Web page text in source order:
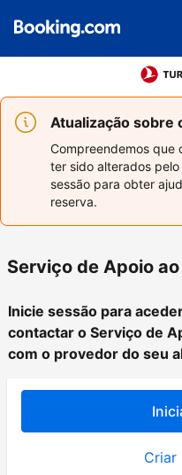
Atualização sobre
Compreendemos que
ter sido alterados
sessão para obter
reserva.
Serviço de Apoio
Inicie sessão para
contactar o Serviço de
com o provedor do seu
Criar